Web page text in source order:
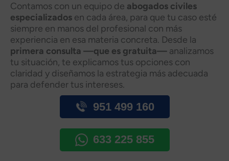
Contamos con un equipo de abogados civiles
especializados en cada área, para que tu caso esté
siempre en manos del profesional con más
experiencia en esa materia concreta. Desde la
primera consulta —que es gratuita— analizamos
tu situación, te explicamos tus opciones con
claridad y diseñamos la estrategia más adecuada
para defender tus intereses.
951 499 160
633 225 855